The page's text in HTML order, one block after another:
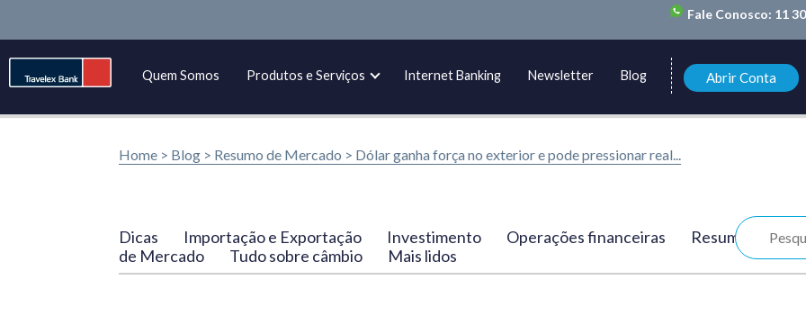
Fale Conosco: 11
Quem Somos Produtos e Serviços Internet Banking Newsletter Blog Abrir Conta
Home > Blog > Resumo de Mercado > Dólar ganha força no exterior e pode pressionar real...
Dicas Importação e Exportação Investimento Operações financeiras
Resumo
de Mercado
Tudo sobre câmbio Mais lidos